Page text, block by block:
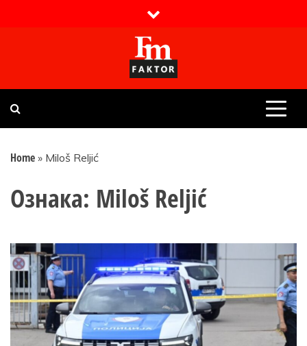
Faktor magazin
Uvijek presudan
Home » Miloš Reljić
Ознака: Miloš Reljić